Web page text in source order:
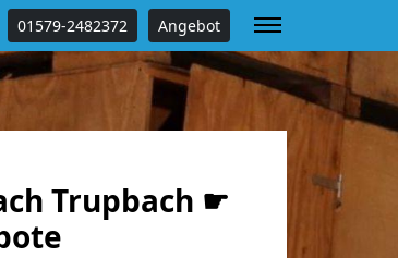
01579-2482372 Angebot
Trupbach ☛